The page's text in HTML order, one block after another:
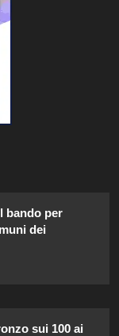
bando per
dei
sui 100 ai